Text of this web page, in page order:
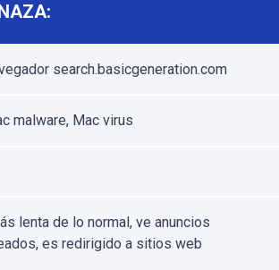
search.basicgeneration.com
malware, Mac virus
lenta de lo normal, ve anuncios
es redirigido a sitios web